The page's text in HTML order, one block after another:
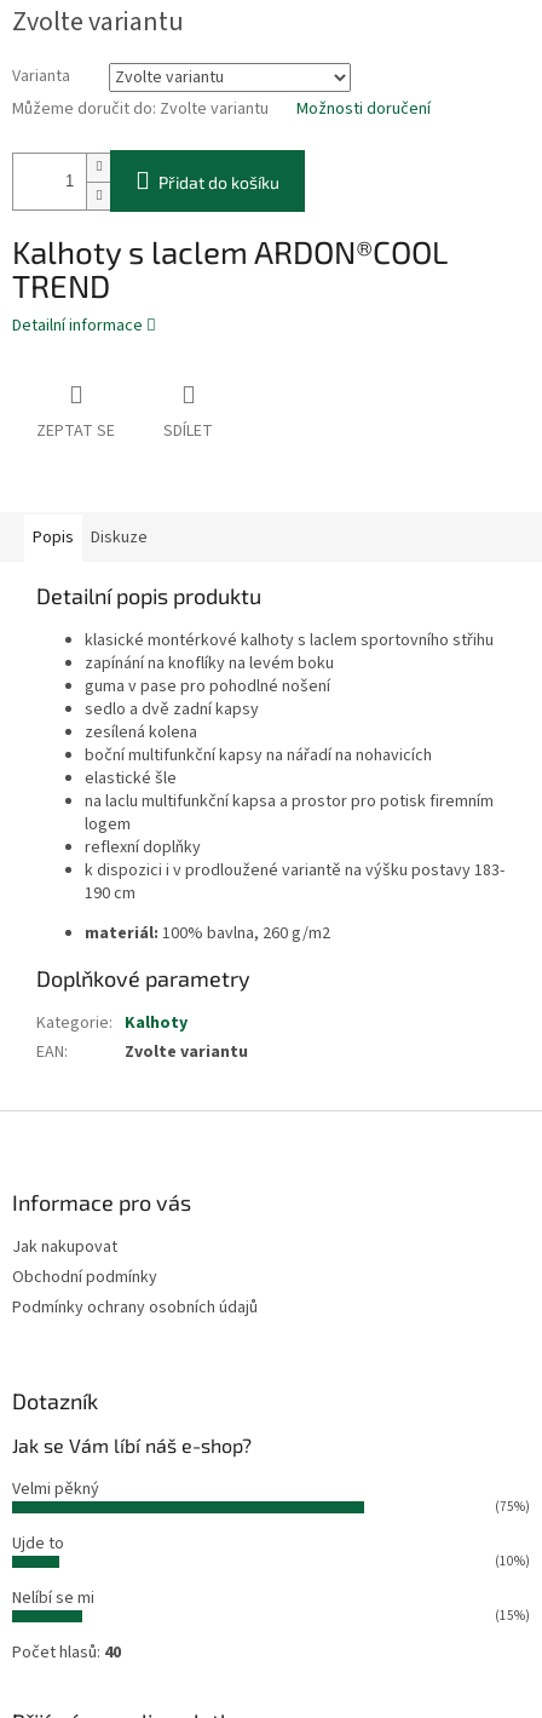
cena:
Zvolte variantu
Varianta
Můžeme doručit do: Zvolte variantu Možnosti doručení
Přidat do košíku
Kalhoty s laclem ARDON®COOL
TREND
Detailní informace
ZEPTAT SE SDÍLET
Popis Diskuze
Detailní popis produktu
klasické montérkové kalhoty s laclem sportovního střihu
zapínání na knoflíky na levém boku
guma v pase pro pohodlné nošení
sedlo a dvě zadní kapsy
zesílená kolena
boční multifunkční kapsy na nářadí na nohavicích
elastické šle
na laclu multifunkční kapsa a prostor pro potisk firemním
logem
reflexní doplňky
k dispozici i v prodloužené variantě na výšku postavy 183-
190 cm
materiál: 100% bavlna, 260 g/m2
Doplňkové parametry
Kategorie: Kalhoty
EAN: Zvolte variantu
Informace pro vás
Jak nakupovat
Obchodní podmínky
Podmínky ochrany osobních údajů
Dotazník
Jak se Vám líbí náš e-shop?
Velmi pěkný
(75%)
Ujde to
(10%)
Nelíbí se mi
(15%)
Počet hlasů: 40